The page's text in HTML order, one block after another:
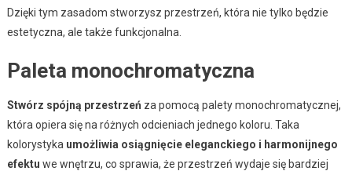
Dzięki tym zasadom stworzysz przestrzeń, która nie tylko będzie
estetyczna, ale także funkcjonalna.
Paleta monochromatyczna
Stwórz spójną przestrzeń za pomocą palety monochromatycznej,
która opiera się na różnych odcieniach jednego koloru. Taka
kolorystyka umożliwia osiągnięcie eleganckiego i harmonijnego
efektu we wnętrzu, co sprawia, że przestrzeń wydaje się bardziej